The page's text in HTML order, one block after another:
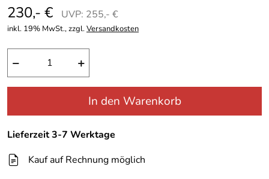
230,- €
UVP: 255,- €
inkl. 19% MwSt., zzgl.Versandkosten
− +
In den Warenkorb
Lieferzeit 3-7 Werktage
Kauf auf Rechnung möglich